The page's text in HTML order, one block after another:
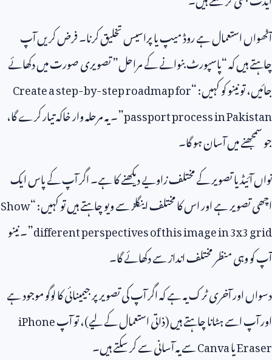
آٹھواں استعمال ہے روڈ میپ یا پراسیس تخلیق کرنا۔ فرض کریں آپ
چاہتے ہیں کہ “پاسپورٹ بنوانے کے مراحل” تصویری صورت میں دکھائے
جائیں، تو نینو کو کہیں: “Create a step-by-step roadmap for
passport process in Pakistan”۔ یہ مرحلہ وار خاکہ تیار کرے گا،
جو سمجھنے میں آسان ہو گا۔
نواں آئیڈیا تصویر کے مختلف زاویے دیکھنے کا ہے۔ اگر آپ کے پاس ایک
اچھی تصویر ہے اور اس کا مختلف اینگلز سے ویو چاہتے ہیں تو کہیں: “Show
different perspectives of this image in 3x3 grid”۔ نینو
آپ کو وہی منظر مختلف انداز سے دکھائے گا۔
دسواں اور آخری ٹرک یہ ہے کہ اگر آپ کی تصویر پر جیمینائی کا لوگو موجود ہے
اور آپ اسے ہٹانا چاہتے ہیں (ذاتی استعمال کے لیے)، تو آپiPhone
EraserیاCanvaسے یہ آسانی سے کر سکتے ہیں۔